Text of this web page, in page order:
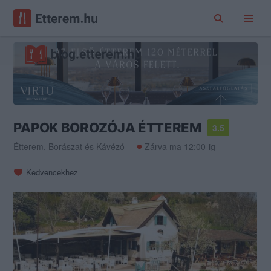
PAPOK BOROZÓJA ÉTTEREM
3.5
Étterem, Borászat és Kávézó Zárva ma 12:00-ig
Kedvencekhez